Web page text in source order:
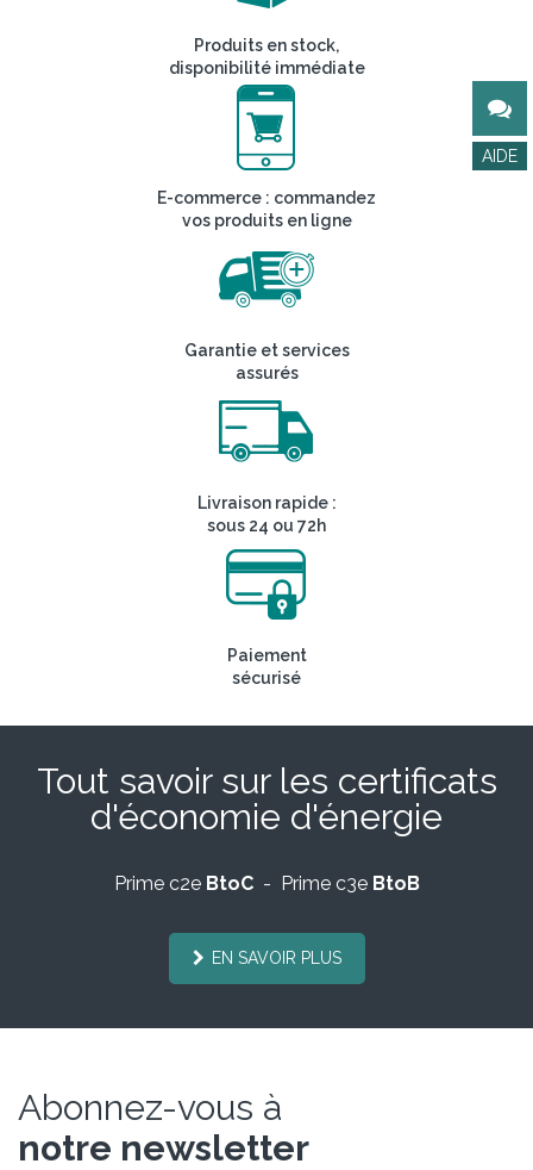
Produits en stock,
disponibilité immédiate
E-commerce : commandez
vos produits en ligne
Garantie et services
assurés
Livraison rapide :
sous 24 ou 72h
Paiement
sécurisé
Tout savoir sur les certificats
d'économie d'énergie
Prime c2e BtoC- Prime c3e BtoB
EN SAVOIR PLUS
Abonnez-vous à
notre newsletter